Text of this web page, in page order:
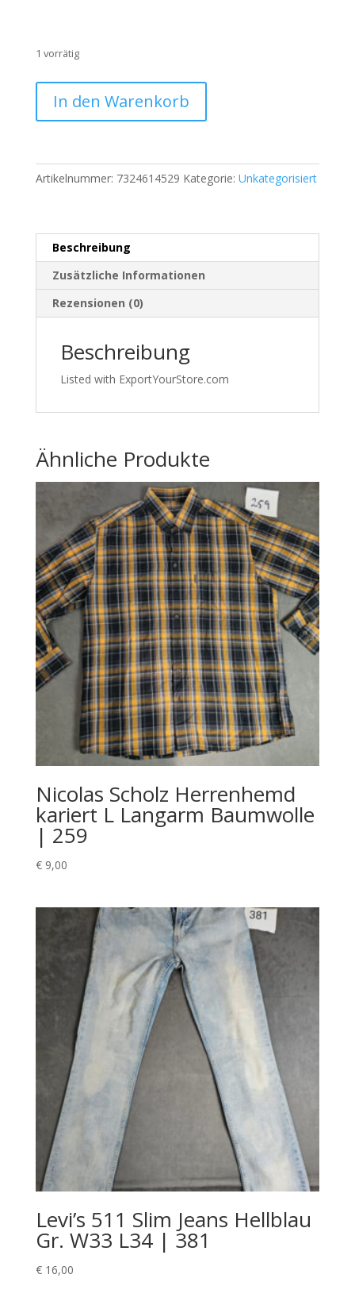
1 vorrätig
Sport
Damen
–
Echtleder
–
Braun
Made
In den Warenkorb
Artikelnummer: 7324614529 Kategorie: Unkategorisiert
Beschreibung
Zusätzliche Informationen
Rezensionen (0)
Beschreibung
Listed with ExportYourStore.com
Ähnliche Produkte
Nicolas Scholz Herrenhemd
kariert L Langarm Baumwolle
| 259
€9,00
Levi’s 511 Slim Jeans Hellblau
Gr. W33 L34 | 381
€16,00